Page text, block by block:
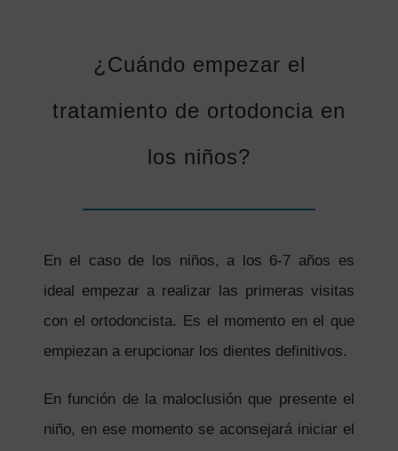
¿Cuándo empezar el
tratamiento de ortodoncia en
los niños?
En el caso de los niños, a los 6-7 años es
ideal empezar a realizar las primeras visitas
con el ortodoncista. Es el momento en el que
empiezan a erupcionar los dientes definitivos.
En función de la maloclusión que presente el
niño, en ese momento se aconsejará iniciar el